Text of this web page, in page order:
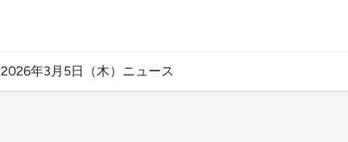
2026年3月5日（木）ニュース